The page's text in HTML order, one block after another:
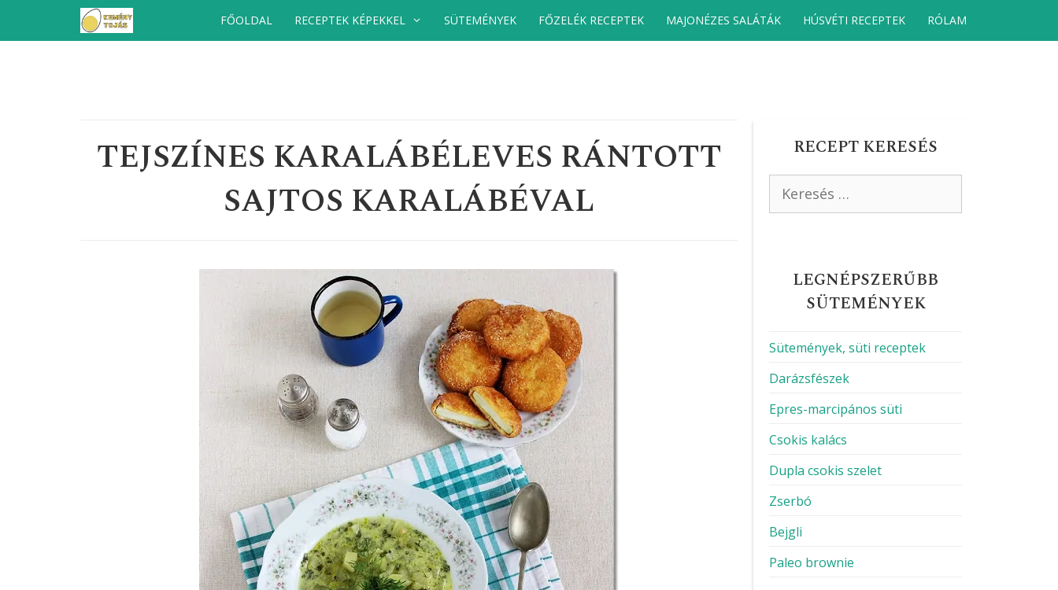
FŐOLDAL RECEPTEK KÉPEKKEL SÜTEMÉNYEK FŐZELÉK RECEPTEK MAJONÉZES SALÁTÁK HÚSVÉTI RECEPTEK RÓLAM
TEJSZÍNES KARALÁBÉLEVES RÁNTOTT
SAJTOS KARALÁBÉVAL
RECEPT KERESÉS
LEGNÉPSZERŰBB
SÜTEMÉNYEK
Sütemények, süti receptek
Darázsfészek
Epres-marcipános süti
Csokis kalács
Dupla csokis szelet
Zserbó
Bejgli
Paleo brownie